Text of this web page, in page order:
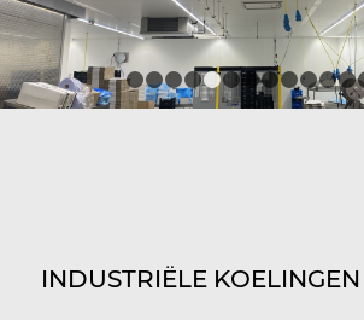
1 2 3 4 5 6
INDUSTRIËLE KOELINGEN